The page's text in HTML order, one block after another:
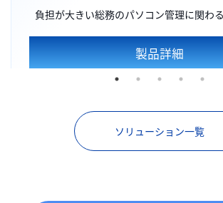
負担が大きい総務のパソコン管理に関わ
製品詳細
ソリューション一覧